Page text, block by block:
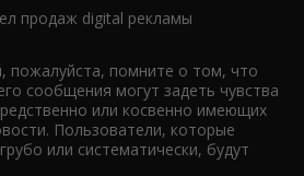
продаж digital рекламы
пожалуйста, помните о том, что
сообщения могут задеть чувства
или косвенно имеющих
Пользователи, которые
или систематически, будут